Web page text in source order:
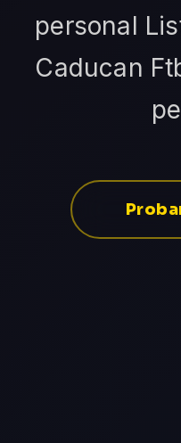
personal
Caducan